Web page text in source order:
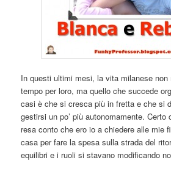
In questi ultimi mesi, la vita milanese
tempo per loro, ma quello che succede
casi è che si cresca più in fretta e che si
gestirsi un po’ più autonomamente. Certo
resa conto che ero io a chiedere alle mie
casa per fare la spesa sulla strada del
equilibri e i ruoli si stavano modificando